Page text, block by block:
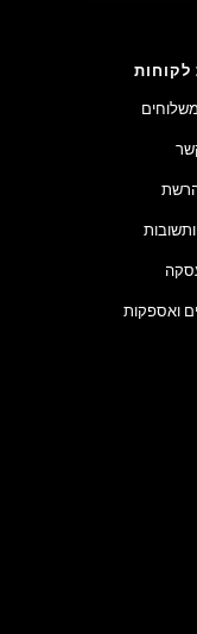
לקוחות
הרשת
ואספקות